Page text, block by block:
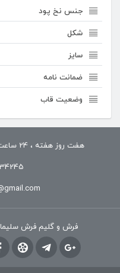
جنس نخ پود
شکل
سایز
ضمانت نامه
وضعیت قاب
هفت روز هفته ، 24 ساعت شبانه‌روز پاسخگوی شما هستیم.
فرش و گلیم فرش